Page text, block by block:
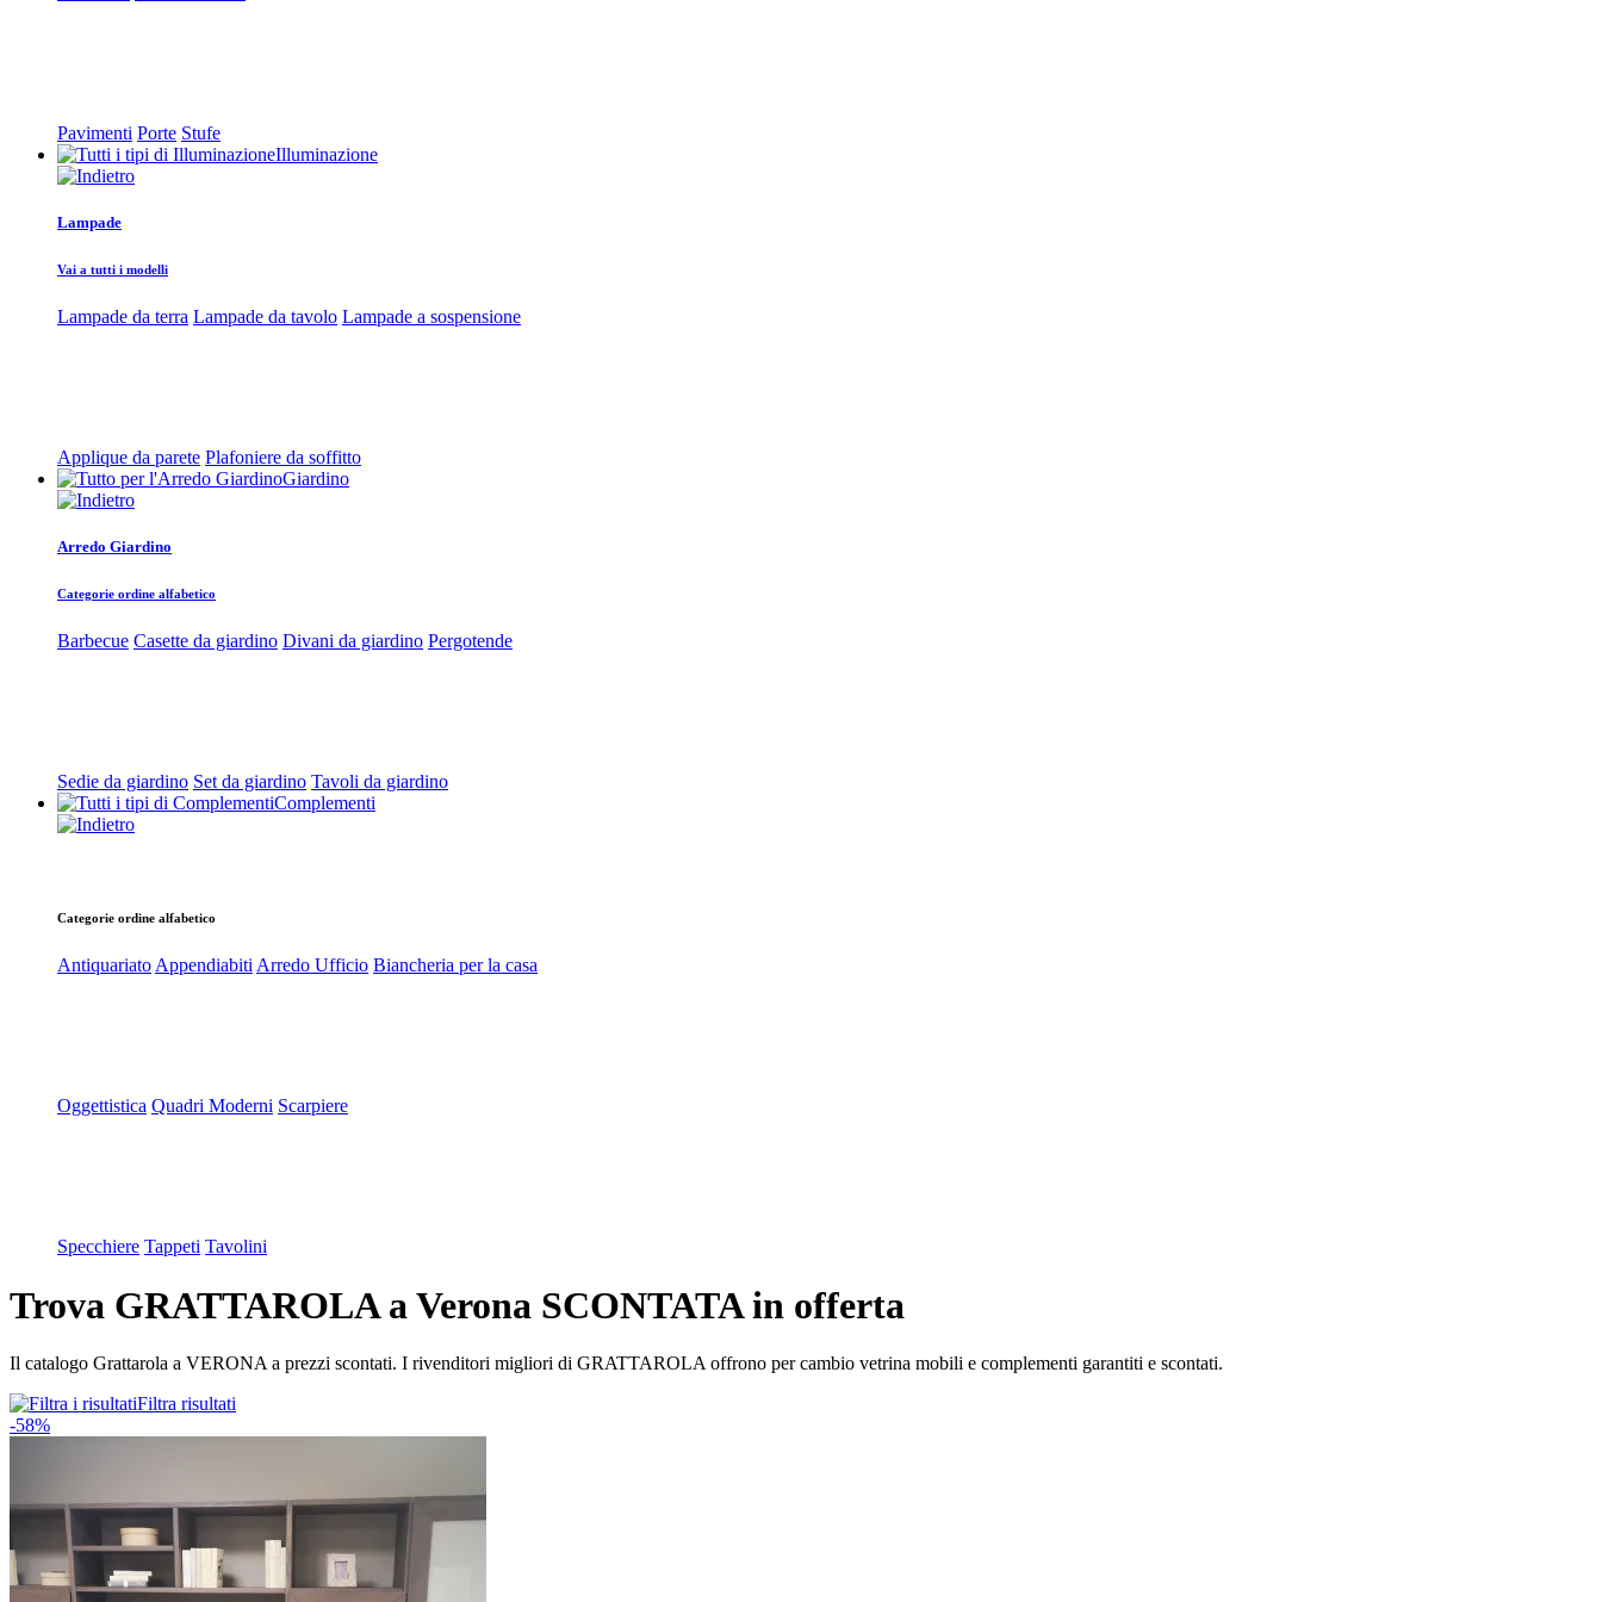
Pavimenti Porte Stufe
Illuminazione
Lampade
Vai a tutti i modelli
Lampade da terra Lampade da tavolo Lampade a sospensione
Applique da parete Plafoniere da soffitto
Giardino
Arredo Giardino
Categorie ordine alfabetico
Barbecue Casette da giardino Divani da giardino Pergotende
Sedie da giardino Set da giardino Tavoli da giardino
Complementi
Categorie ordine alfabetico
Antiquariato Appendiabiti Arredo Ufficio Biancheria per la casa
Oggettistica Quadri Moderni Scarpiere
Specchiere Tappeti Tavolini
Trova GRATTAROLA a Verona SCONTATA in offerta
Il catalogo Grattarola a VERONA a prezzi scontati. I rivenditori migliori di GRATTAROLA offrono per cambio vetrina mobili e complementi garantiti e scontati.
Filtra risultati
-58%